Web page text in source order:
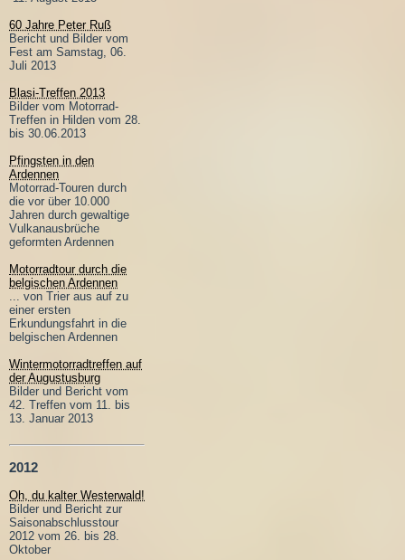
60 Jahre Peter Ruß
Bericht und Bilder vom
Fest am Samstag, 06.
Juli 2013
Blasi-Treffen 2013
Bilder vom Motorrad-
Treffen in Hilden vom 28.
bis 30.06.2013
Pfingsten in den
Ardennen
Motorrad-Touren durch
die vor über 10.000
Jahren durch gewaltige
Vulkanausbrüche
geformten Ardennen
Motorradtour durch die
belgischen Ardennen
... von Trier aus auf zu
einer ersten
Erkundungsfahrt in die
belgischen Ardennen
Wintermotorradtreffen auf
der Augustusburg
Bilder und Bericht vom
42. Treffen vom 11. bis
13. Januar 2013
2012
Oh, du kalter Westerwald!
Bilder und Bericht zur
Saisonabschlusstour
2012 vom 26. bis 28.
Oktober